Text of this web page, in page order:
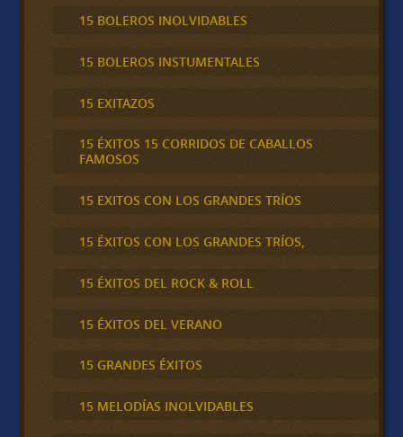
15 BOLEROS INOLVIDABLES
15 BOLEROS INSTUMENTALES
15 EXITAZOS
15 ÉXITOS 15 CORRIDOS DE CABALLOS
FAMOSOS
15 EXITOS CON LOS GRANDES TRÍOS
15 ÉXITOS CON LOS GRANDES TRÍOS,
15 ÉXITOS DEL ROCK & ROLL
15 ÉXITOS DEL VERANO
15 GRANDES ÉXITOS
15 MELODÍAS INOLVIDABLES